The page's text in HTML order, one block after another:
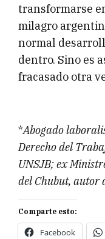
transformarse
milagro
normal
dentro. Sino es
fracasado otra
*Abogado
Derecho del
UNSJB; ex
del Chubut, autor
Comparte esto:
Facebook